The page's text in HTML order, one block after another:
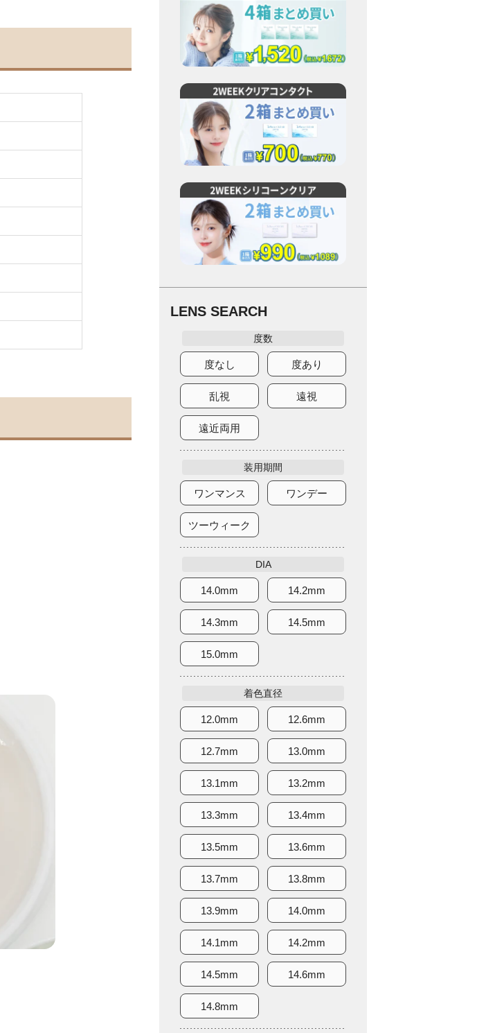
LENS SEARCH
度数
度なし 度あり
乱視 遠視
遠近両用
装用期間
ワンマンス ワンデー
ツーウィーク
DIA
14.0mm 14.2mm
14.3mm 14.5mm
15.0mm
着色直径
12.0mm 12.6mm
12.7mm 13.0mm
13.1mm 13.2mm
13.3mm 13.4mm
13.5mm 13.6mm
13.7mm 13.8mm
13.9mm 14.0mm
14.1mm 14.2mm
14.5mm 14.6mm
14.8mm